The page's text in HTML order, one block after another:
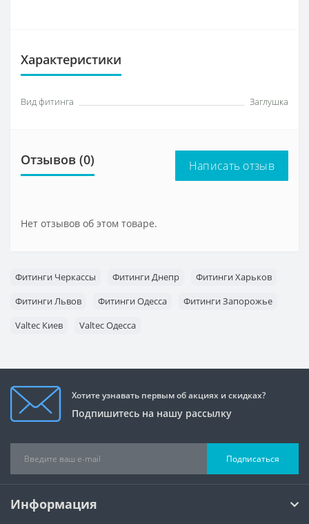
Характеристики
Вид фитинга Заглушка
Отзывов (0) Написать отзыв
Нет отзывов об этом товаре.
Фитинги Черкассы Фитинги Днепр
Фитинги Харьков
Фитинги Львов
Фитинги Одесса
Фитинги Запорожье
Valtec Киев
Valtec Одесса
Хотите узнавать первым об акциях и скидках?
Подпишитесь на нашу рассылку
Подписаться
Информация